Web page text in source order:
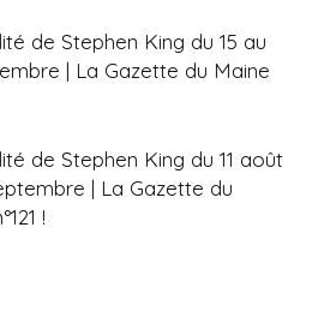
de Stephen King du 15 au
| La Gazette du Maine
de Stephen King du 11 août
| La Gazette du
!